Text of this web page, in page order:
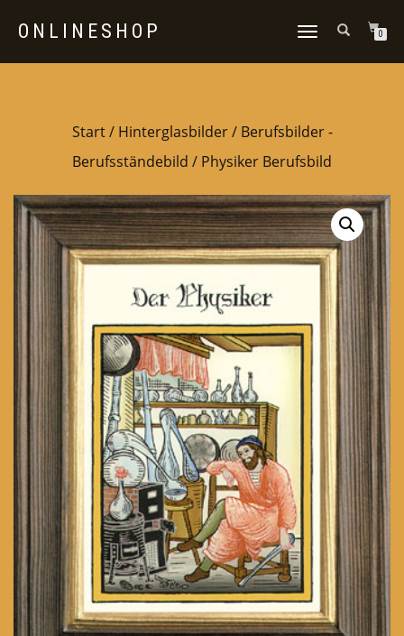
ONLINESHOP
NAVIGATION
0
Start/ Hinterglasbilder/ Berufsbilder -
Berufsständebild / Physiker Berufsbild